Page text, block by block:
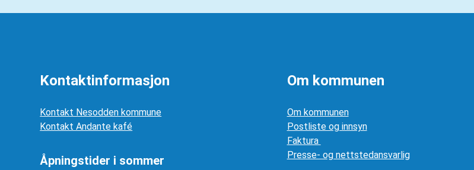
Kontaktinformasjon
Kontakt Nesodden kommune
Kontakt Andante kafé
Åpningstider i sommer
Om kommunen
Om kommunen
Postliste og innsyn
Faktura
Presse- og nettstedansvarlig